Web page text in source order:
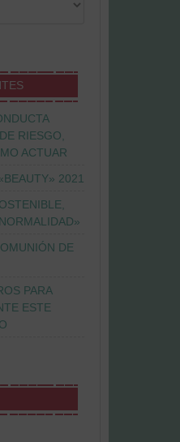
RIESGO,
ACTUAR
2021
DE
PARA
ESTE